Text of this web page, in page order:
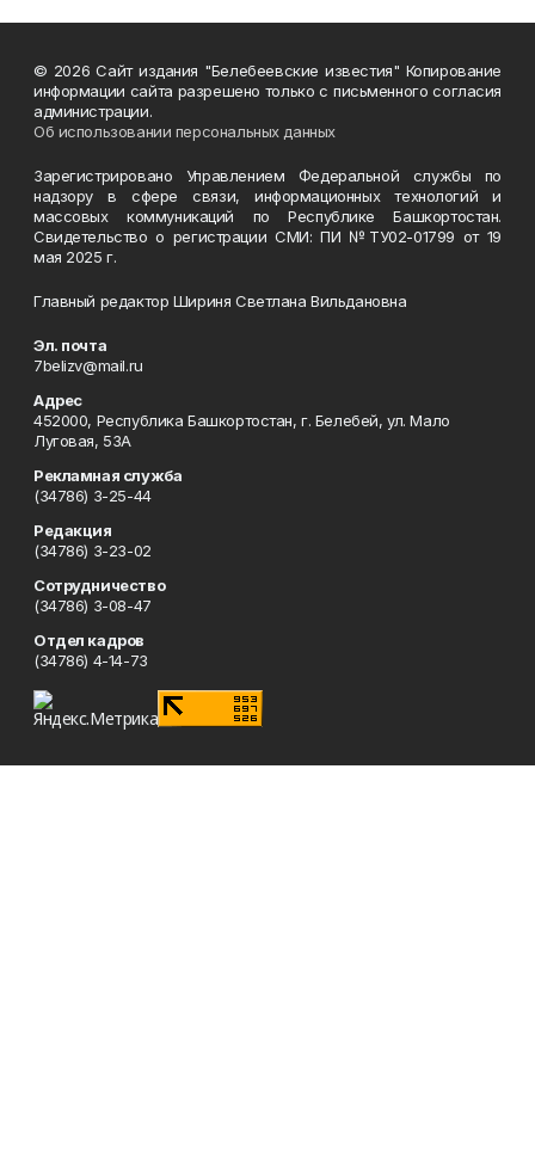
© 2026 Сайт издания "Белебеевские известия" Копирование
информации сайта разрешено только с письменного согласия
администрации.
Об использовании персональных данных
Зарегистрировано Управлением Федеральной службы по
надзору в сфере связи, информационных технологий и
массовых коммуникаций по Республике Башкортостан.
Свидетельство о регистрации СМИ: ПИ №ТУ02-01799 от 19
мая 2025 г.
Главный редактор Шириня Светлана Вильдановна
Эл. почта
7belizv@mail.ru
Адрес
452000, Республика Башкортостан, г. Белебей, ул. Мало
Луговая, 53А
Рекламная служба
(34786) 3-25-44
Редакция
(34786) 3-23-02
Сотрудничество
(34786) 3-08-47
Отдел кадров
(34786) 4-14-73